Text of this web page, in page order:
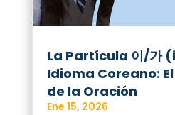
La Partícula 이/가
Idioma Coreano:
de la Oración
Ene 15, 2026